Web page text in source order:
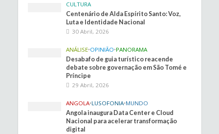
CULTURA
Centenário de Alda Espírito Santo: Voz,
Luta e Identidade Nacional
30 Abril, 2026
ANÁLISE•OPINIÃO•PANORAMA
Desabafo de guia turístico reacende
debate sobre governação em São Tomé e
Príncipe
29 Abril, 2026
ANGOLA•LUSOFONIA•MUNDO
Angola inaugura Data Center e Cloud
Nacional para acelerar transformação
digital